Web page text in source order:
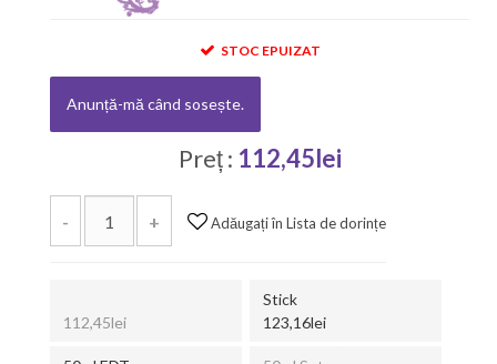
STOC EPUIZAT
Anunță-mă când sosește.
Preț : 112,45lei
- + Adăugați în Lista de dorințe
112,45lei
Stick
123,16lei